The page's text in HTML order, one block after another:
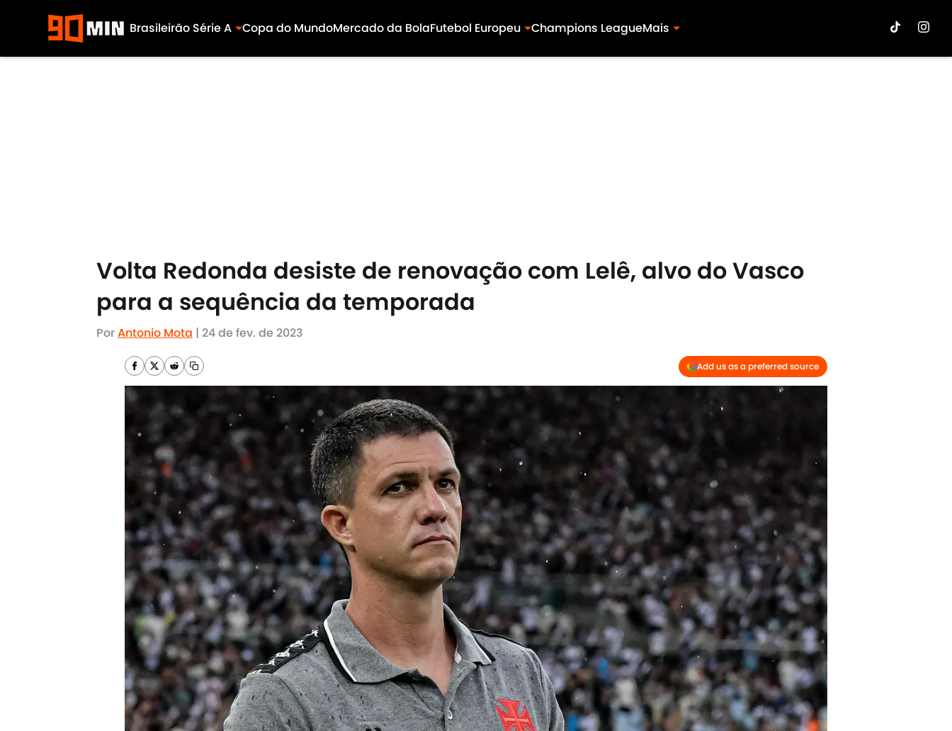
Brasileirão Série A Copa do MundoMercado da BolaFutebol Europeu Champions LeagueMais
Volta Redonda desiste de renovação com Lelê, alvo do Vasco
para a sequência da temporada
PorAntonio Mota | 24 de fev. de 2023
Add us as a preferred source